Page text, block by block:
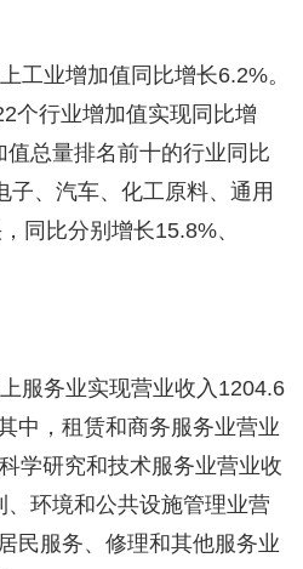
业增加值同比增长6.2%。
个行业增加值实现同比增
总量排名前十的行业同比
子、汽车、化工原料、通用
同比分别增长15.8%、
务业实现营业收入1204.6
中，租赁和商务服务业营业
学研究和技术服务业营业收
、环境和公共设施管理业营
民服务、修理和其他服务业